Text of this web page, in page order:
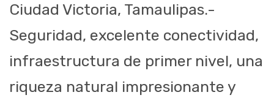
Ciudad Victoria, Tamaulipas.-
Seguridad, excelente conectividad,
infraestructura de primer nivel, una
riqueza natural impresionante y